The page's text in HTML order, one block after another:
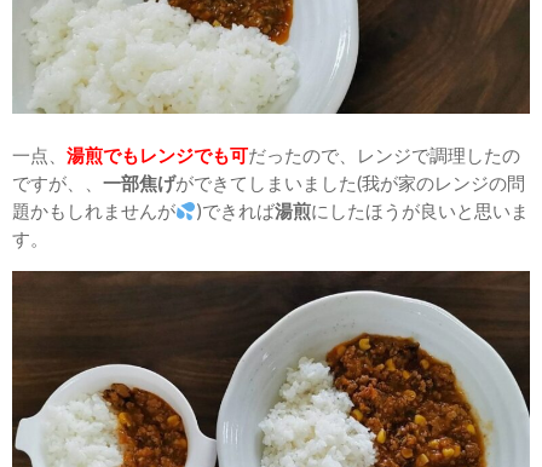
一点、 湯煎でもレンジでも可だったので、レンジで調理したの
ですが、、 一部焦げができてしまいました(我が家のレンジの問
題かもしれませんが
)できれば湯煎にしたほうが良いと思いま
す。